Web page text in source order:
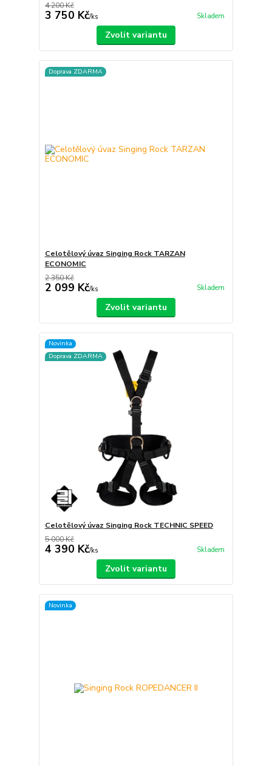
4 200 Kč
3 750 Kč/ks Skladem
Zvolit variantu
Doprava ZDARMA
Celotělový úvaz Singing Rock TARZAN
ECONOMIC
2 350 Kč
2 099 Kč/ks Skladem
Zvolit variantu
Novinka
Doprava ZDARMA
Celotělový úvaz Singing Rock TECHNIC SPEED
5 000 Kč
4 390 Kč/ks Skladem
Zvolit variantu
Novinka